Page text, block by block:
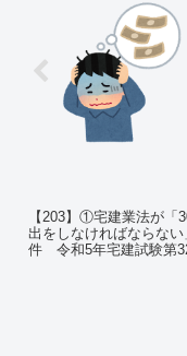
【203】①宅建業法が「
出をしなければならな
件 令和5年宅建試験第